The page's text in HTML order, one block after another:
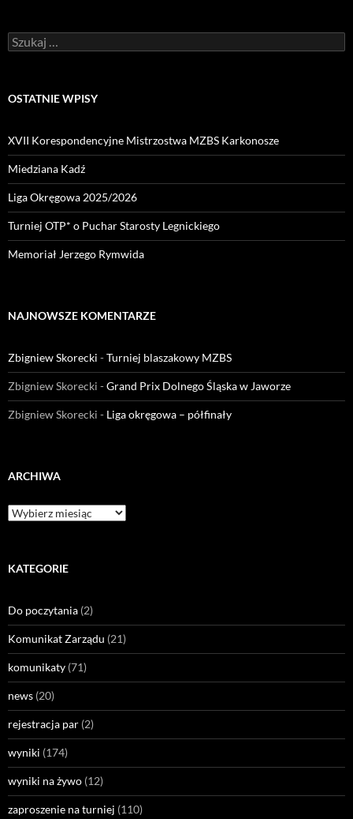
OSTATNIE WPISY
XVII Korespondencyjne Mistrzostwa MZBS Karkonosze
Miedziana Kadź
Liga Okręgowa 2025/2026
Turniej OTP* o Puchar Starosty Legnickiego
Memoriał Jerzego Rymwida
NAJNOWSZE KOMENTARZE
Zbigniew Skorecki -Turniej blaszakowy MZBS
Zbigniew Skorecki -Grand Prix Dolnego Śląska w Jaworze
Zbigniew Skorecki - Liga okręgowa – półfinały
ARCHIWA
KATEGORIE
Do poczytania (2)
Komunikat Zarządu (21)
komunikaty (71)
news (20)
rejestracja par (2)
wyniki (174)
wyniki na żywo (12)
zaproszenie na turniej (110)